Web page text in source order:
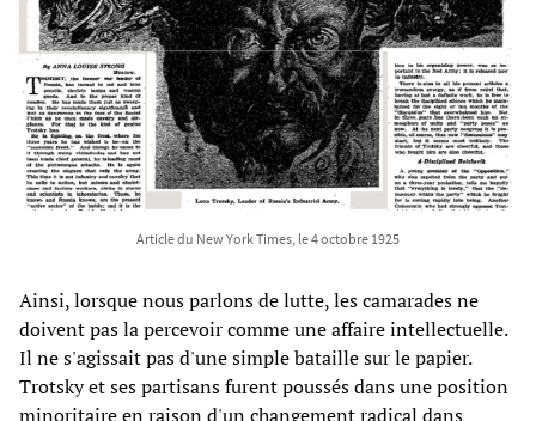
Article du New York Times, le 4 octobre 1925
Ainsi, lorsque nous parlons de lutte, les camarades ne
doivent pas la percevoir comme une affaire intellectuelle.
Il ne s'agissait pas d'une simple bataille sur le papier.
Trotsky et ses partisans furent poussés dans une position
minoritaire en raison d'un changement radical dans